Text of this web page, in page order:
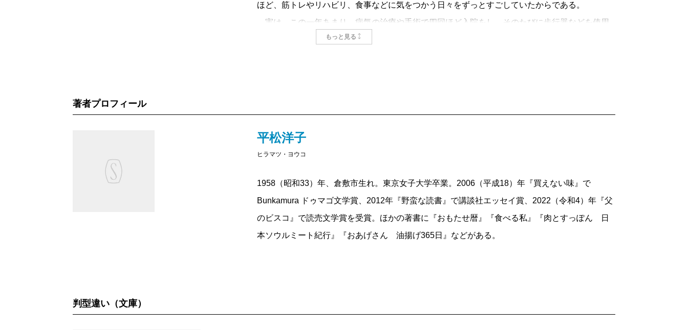
ほど、筋トレやリハビリ、食事などに気をつかう日々をずっとすごしていたからである。
実は、この一年あまり、病気の治療や手術で四回ほど入院をし、そのたびに歩行器などを使用
するリハビリから始め、筋トレをして少し元気になったら、次の手術で入院。またリハビリをし
なみに、メッツ「4～5」というのは、ぼくの手元にある医者からもらった資料では、「軽い大工
は、「ボウリング、アメリカンフットボール」ということになる。ぼくのメッツは「3～4」で、
家事一般や、ラジオ体操、カートありのゴルフはやってもいいが、それ以上の運動は心臓に負担
がかかるため、やってはいけないことになっている。
おそらく、読者の多くは、運動と食の関係について、ざっくりとした知識はお持ちであろう。
いかということまでは、きちんと知っている方は少数であろう。本書には、そういうことが、実
もっと見る
著者プロフィール
平松洋子
ヒラマツ・ヨウコ
1958（昭和33）年、倉敷市生れ。東京女子大学卒業。2006（平成18）年『買えない味』で
Bunkamura ドゥマゴ文学賞、2012年『野蛮な読書』で講談社エッセイ賞、2022（令和4）年『父
のビスコ』で読売文学賞を受賞。ほかの著書に『おもたせ暦』『食べる私』『肉とすっぽん 日
本ソウルミート紀行』『おあげさん 油揚げ365日』などがある。
判型違い（文庫）